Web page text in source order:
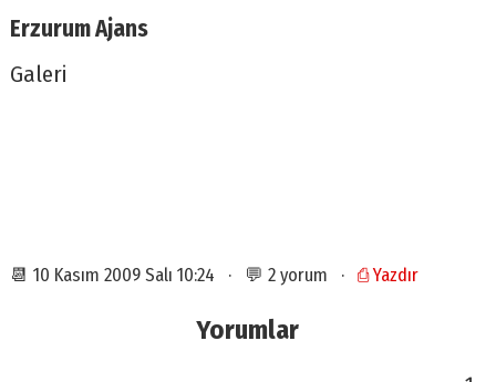
Erzurum Ajans
Galeri
📆 10 Kasım 2009 Salı 10:24 · 💬 2 yorum · ⎙ Yazdır
Yorumlar